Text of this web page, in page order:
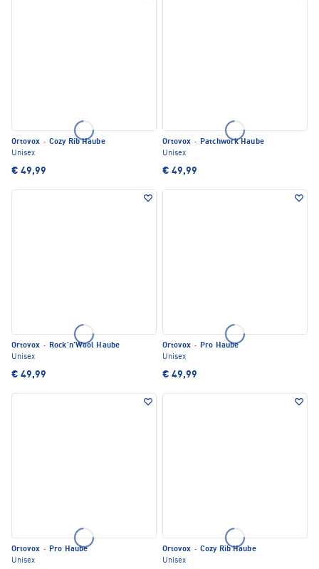
Ortovox · Cozy Rib Haube
Unisex
€ 49,99
Ortovox · Patchwork Haube
Unisex
€ 49,99
Ortovox · Rock'n'Wool Haube
Unisex
€ 49,99
Ortovox · Pro Haube
Unisex
€ 49,99
Ortovox · Pro Haube
Unisex
Ortovox · Cozy Rib Haube
Unisex